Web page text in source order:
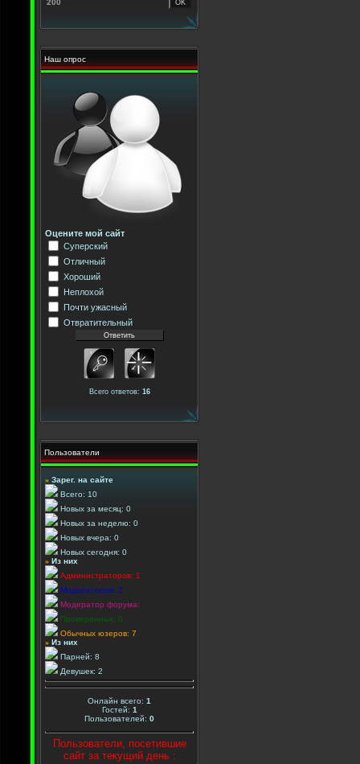
200
Наш опрос
Оцените мой сайт
Суперский
Отличный
Хороший
Неплохой
Почти ужасный
Отвратительный
Всего ответов: 16
Пользователи
» Зарег. на сайте
Всего: 10
Новых за месяц: 0
Новых за неделю: 0
Новых вчера: 0
Новых сегодня: 0
» Из них
Администраторов: 1
Модераторов: 2
Модератор форума:
Проверенных: 0
Обычных юзеров: 7
» Из них
Парней: 8
Девушек: 2
Онлайн всего: 1
Гостей: 1
Пользователей: 0
Пользователи, посетившие
сайт за текущий день :